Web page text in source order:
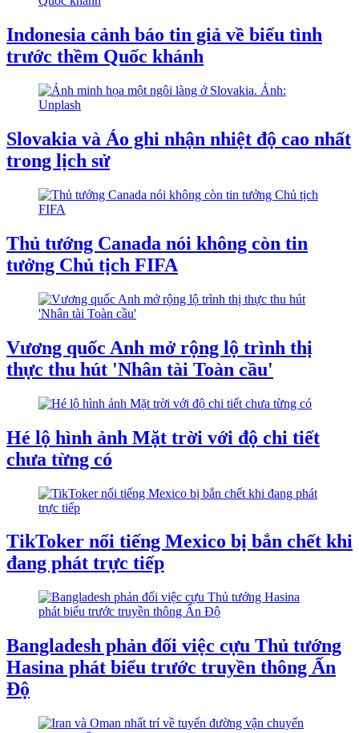
Indonesia cảnh báo tin giả về biểu tình
trước thềm Quốc khánh
Slovakia và Áo ghi nhận nhiệt độ cao nhất
trong lịch sử
Thủ tướng Canada nói không còn tin
tưởng Chủ tịch FIFA
Vương quốc Anh mở rộng lộ trình thị
thực thu hút 'Nhân tài Toàn cầu'
Hé lộ hình ảnh Mặt trời với độ chi tiết
chưa từng có
TikToker nổi tiếng Mexico bị bắn chết khi
đang phát trực tiếp
Bangladesh phản đối việc cựu Thủ tướng
Hasina phát biểu trước truyền thông Ấn
Độ